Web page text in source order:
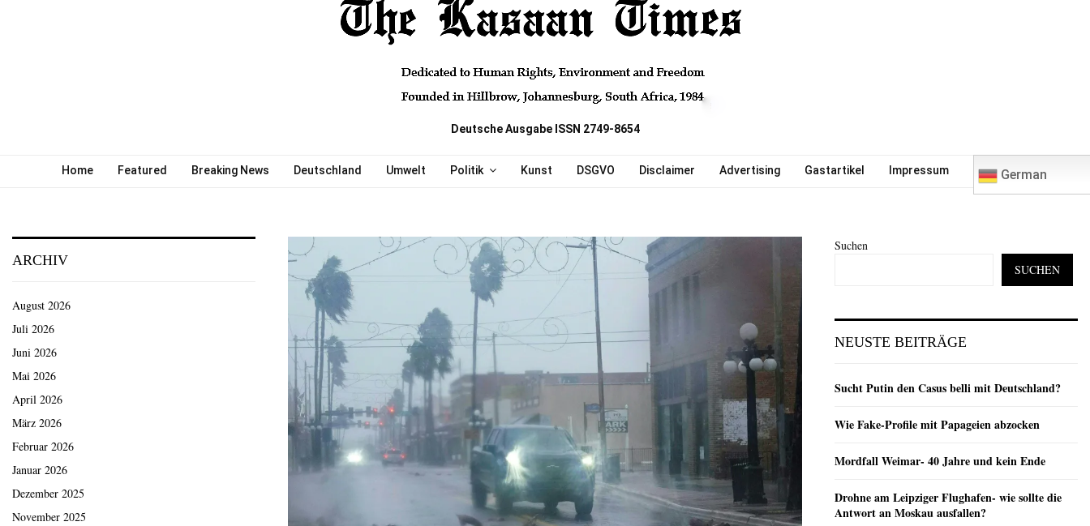
Deutsche Ausgabe ISSN 2749-8654
Home Featured Breaking News Deutschland Umwelt Politik Kunst DSGVO Disclaimer Advertising Gastartikel Impressum German
ARCHIV
August 2026
Juli 2026
Juni 2026
Mai 2026
April 2026
März 2026
Februar 2026
Januar 2026
Dezember 2025
November 2025
Suchen
SUCHEN
NEUSTE BEITRÄGE
Sucht Putin den Casus belli mit Deutschland?
Wie Fake-Profile mit Papageien abzocken
Mordfall Weimar- 40 Jahre und kein Ende
Drohne am Leipziger Flughafen- wie sollte die
Antwort an Moskau ausfallen?